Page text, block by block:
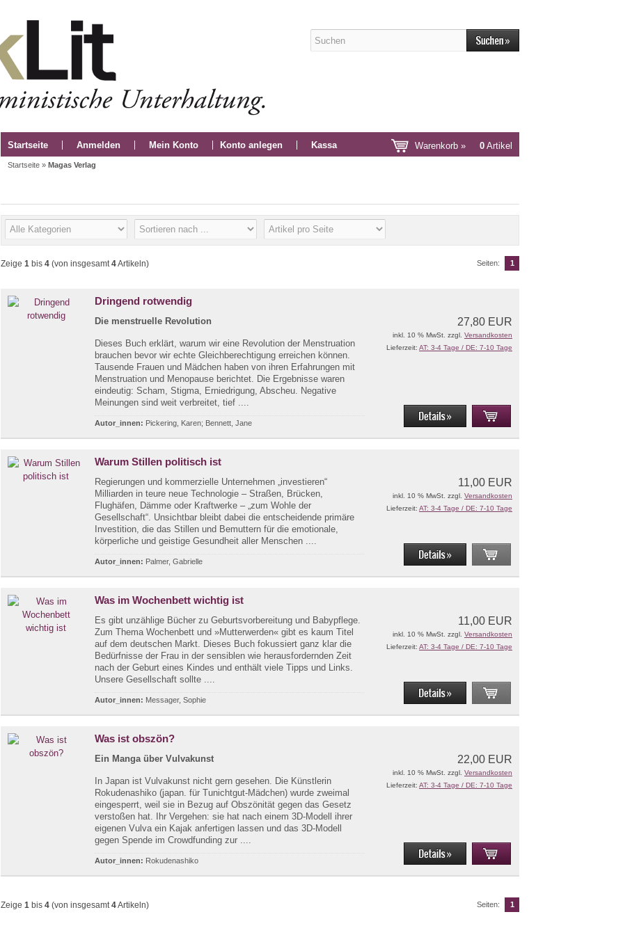
Startseite Anmelden Mein Konto Konto anlegen Kassa Warenkorb » 0 Artikel
Startseite » Magas Verlag
Zeige 1 bis 4 (von insgesamt4Artikeln) Seiten: 1
Dringend rotwendig
Die menstruelle Revolution
Dieses Buch erklärt, warum wir eine Revolution der Menstruation
brauchen bevor wir echte Gleichberechtigung erreichen können.
Tausende Frauen und Mädchen haben von ihren Erfahrungen mit
Menstruation und Menopause berichtet. Die Ergebnisse waren
eindeutig: Scham, Stigma, Erniedrigung, Abscheu. Negative
Meinungen sind weit verbreitet, tief ....
Autor_innen: Pickering, Karen; Bennett, Jane
27,80 EUR
inkl. 10 % MwSt. zzgl. Versandkosten
Lieferzeit: AT: 3-4 Tage / DE: 7-10 Tage
Warum Stillen politisch ist
Regierungen und kommerzielle Unternehmen „investieren“
Milliarden in teure neue Technologie – Straßen, Brücken,
Flughäfen, Dämme oder Kraftwerke – „zum Wohle der
Gesellschaft“. Unsichtbar bleibt dabei die entscheidende primäre
Investition, die das Stillen und Bemuttern für die emotionale,
körperliche und geistige Gesundheit aller Menschen ....
Autor_innen: Palmer, Gabrielle
11,00 EUR
inkl. 10 % MwSt. zzgl. Versandkosten
Lieferzeit: AT: 3-4 Tage / DE: 7-10 Tage
Was im Wochenbett wichtig ist
Es gibt unzählige Bücher zu Geburtsvorbereitung und Babypflege.
Zum Thema Wochenbett und »Mutterwerden« gibt es kaum Titel
auf dem deutschen Markt. Dieses Buch fokussiert ganz klar die
Bedürfnisse der Frau in der sensiblen wie herausfordernden Zeit
nach der Geburt eines Kindes und enthält viele Tipps und Links.
Unsere Gesellschaft sollte ....
Autor_innen: Messager, Sophie
11,00 EUR
inkl. 10 % MwSt. zzgl. Versandkosten
Lieferzeit: AT: 3-4 Tage / DE: 7-10 Tage
Was ist obszön?
Ein Manga über Vulvakunst
In Japan ist Vulvakunst nicht gern gesehen. Die Künstlerin
Rokudenashiko (japan. für Tunichtgut-Mädchen) wurde zweimal
eingesperrt, weil sie in Bezug auf Obszönität gegen das Gesetz
verstoßen hat. Ihr Vergehen: sie hat nach einem 3D-Modell ihrer
eigenen Vulva ein Kajak anfertigen lassen und das 3D-Modell
gegen Spende im Crowdfunding zur ....
Autor_innen: Rokudenashiko
22,00 EUR
inkl. 10 % MwSt. zzgl. Versandkosten
Lieferzeit: AT: 3-4 Tage / DE: 7-10 Tage
Zeige 1 bis 4 (von insgesamt4Artikeln) Seiten: 1